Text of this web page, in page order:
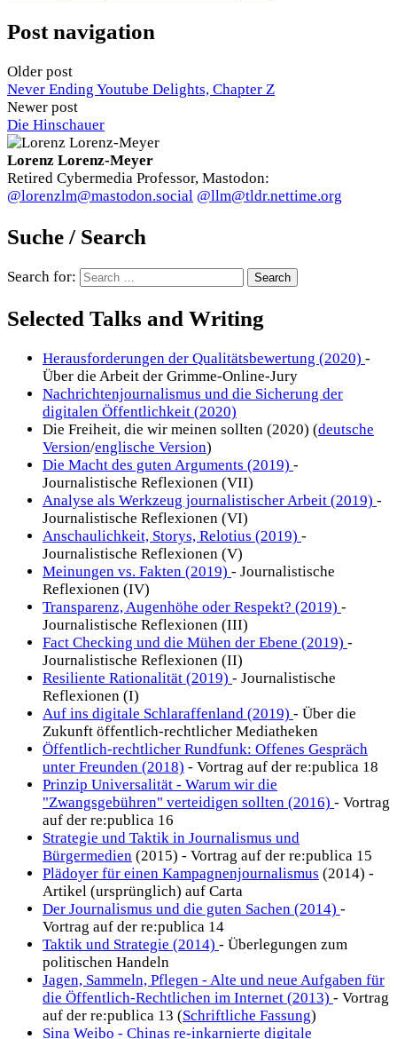
Post navigation
Older post
Never Ending Youtube Delights, Chapter Z
Newer post
Die Hinschauer
Lorenz Lorenz-Meyer
Retired Cybermedia Professor, Mastodon:
@lorenzlm@mastodon.social @llm@tldr.nettime.org
Suche / Search
Search for:
Selected Talks and Writing
Herausforderungen der Qualitätsbewertung (2020) -
Über die Arbeit der Grimme-Online-Jury
Nachrichtenjournalismus und die Sicherung der
digitalen Öffentlichkeit (2020)
Die Freiheit, die wir meinen sollten (2020) (deutsche
Version/englische Version)
Die Macht des guten Arguments (2019) -
Journalistische Reflexionen (VII)
Analyse als Werkzeug journalistischer Arbeit (2019) -
Journalistische Reflexionen (VI)
Anschaulichkeit, Storys, Relotius (2019) -
Journalistische Reflexionen (V)
Meinungen vs. Fakten (2019) - Journalistische
Reflexionen (IV)
Transparenz, Augenhöhe oder Respekt? (2019) -
Journalistische Reflexionen (III)
Fact Checking und die Mühen der Ebene (2019) -
Journalistische Reflexionen (II)
Resiliente Rationalität (2019) - Journalistische
Reflexionen (I)
Auf ins digitale Schlaraffenland (2019) - Über die
Zukunft öffentlich-rechtlicher Mediatheken
Öffentlich-rechtlicher Rundfunk: Offenes Gespräch
unter Freunden (2018) - Vortrag auf der re:publica 18
Prinzip Universalität - Warum wir die
"Zwangsgebühren" verteidigen sollten (2016) - Vortrag
auf der re:publica 16
Strategie und Taktik in Journalismus und
Bürgermedien (2015) - Vortrag auf der re:publica 15
Plädoyer für einen Kampagnenjournalismus (2014) -
Artikel (ursprünglich) auf Carta
Der Journalismus und die guten Sachen (2014) -
Vortrag auf der re:publica 14
Taktik und Strategie (2014) - Überlegungen zum
politischen Handeln
Jagen, Sammeln, Pflegen - Alte und neue Aufgaben für
die Öffentlich-Rechtlichen im Internet (2013) - Vortrag
auf der re:publica 13 (Schriftliche Fassung)
Sina Weibo - Chinas re-inkarnierte digitale